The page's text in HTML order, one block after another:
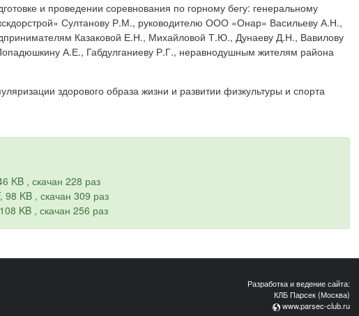
и проведении соревнования по горному бегу: генеральному
Султанову Р.М., руководителю ООО «Онар» Васильеву А.Н.,
Казаковой Е.Н., Михайловой Т.Ю., Дунаеву Д.Н., Вавилову
А.Е., Габдулганиеву Р.Г., неравнодушным жителям района
здорового образа жизни и развитии физкультуры и спорта
KB , скачан 228 раз
98 KB , скачан 309 раз
KB , скачан 256 раз
Разработка и ведение сайта:
КЛБ Парсек (Москва)
www.parsec-club.ru